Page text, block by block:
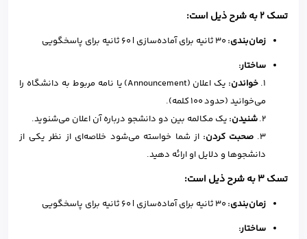
تسک ۲ به شرح ذیل است:
زمان‌بندی:
ساختار:
۱. خواندن:
یک اعلان (Announcement) یا نامه مربوط به دانشگاه را
می‌خوانید (حدود ۱۰۰ کلمه).
۲. شنیدن: یک مکالمه بین دو دانشجو درباره آن اعلان می‌شنوید.
۳. صحبت کردن: از شما خواسته می‌شود خلاصه‌ای از نظر یکی از
دانشجوها و دلایل او ارائه دهید.
تسک ۳ به شرح ذیل است:
زمان‌بندی:
ساختار: